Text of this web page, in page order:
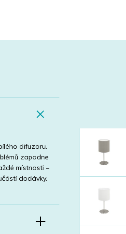
difuzoru.
zapadne
místnosti –
dodávky.